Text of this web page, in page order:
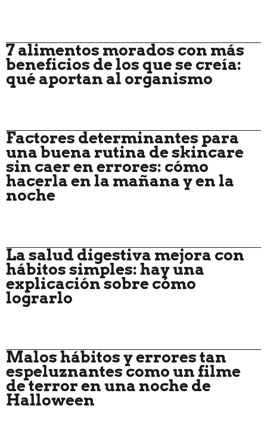
7 alimentos morados con más
beneficios de los que se creía:
qué aportan al organismo
Factores determinantes para
una buena rutina de skincare
sin caer en errores: cómo
hacerla en la mañana y en la
noche
La salud digestiva mejora con
hábitos simples: hay una
explicación sobre cómo
lograrlo
Malos hábitos y errores tan
espeluznantes como un filme
de terror en una noche de
Halloween